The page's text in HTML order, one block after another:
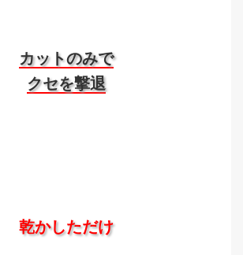
カットのみで
クセを撃退
乾かしただけ